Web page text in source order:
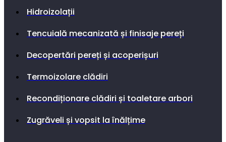
Hidroizolații
Tencuială mecanizată și finisaje pereți
Decopertări pereți și acoperișuri
Termoizolare clădiri
Recondiționare clădiri și toaletare arbori
Zugrăveli și vopsit la înălțime